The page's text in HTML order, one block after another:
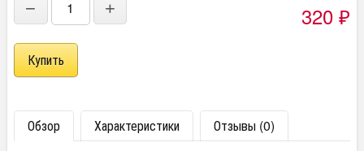
− + 320 ₽
Обзор Характеристики
Отзывы (0)